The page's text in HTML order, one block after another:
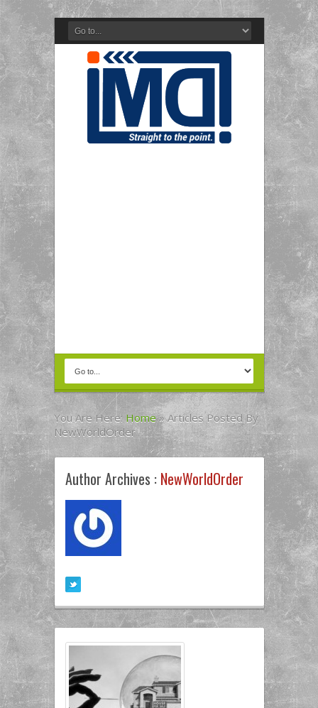
You Are Here: Home » Articles Posted By
NewWorldOrder
Author Archives : NewWorldOrder